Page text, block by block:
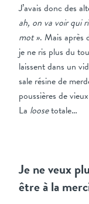
J’avais donc des
ah, on va voir qui
mot ». Mais après
je ne ris plus du
laissent dans un
sale résine de
poussières de
La loosetotale…
Je ne veux
être à la